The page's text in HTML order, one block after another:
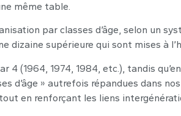
même table.
par classes d’âge, selon un
dizaine supérieure qui sont mises à
(1964, 1974, 1984, etc.), tandis
d’âge » autrefois répandues dans
en renforçant les liens